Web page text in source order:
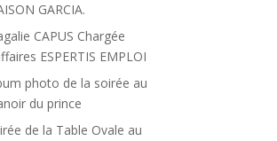
GARCIA.
CAPUS Chargée
ESPERTIS EMPLOI
photo de la soirée au
du prince
de la Table Ovale au